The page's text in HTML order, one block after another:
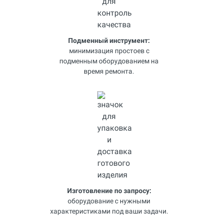
Подменный инструмент:
минимизация простоев с
подменным оборудованием на
время ремонта.
Изготовление по запросу:
оборудование с нужными
характеристиками под ваши задачи.